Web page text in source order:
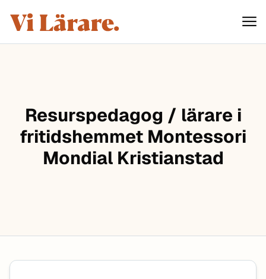
Hoppa till innehåll
ViLärare
Resurspedagog / lärare i
fritidshemmet Montessori
Mondial Kristianstad